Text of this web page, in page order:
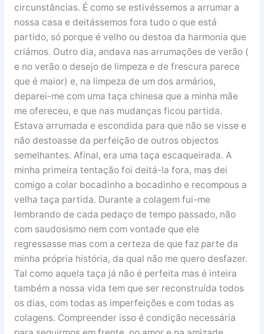
circunstâncias. É como se estivéssemos a arrumar a
nossa casa e deitássemos fora tudo o que está
partido, só porque é velho ou destoa da harmonia que
criámos. Outro dia, andava nas arrumações de verão (
e no verão o desejo de limpeza e de frescura parece
que é maior) e, na limpeza de um dos armários,
deparei-me com uma taça chinesa que a minha mãe
me ofereceu, e que nas mudanças ficou partida.
Estava arrumada e escondida para que não se visse e
não destoasse da perfeição de outros objectos
semelhantes. Afinal, era uma taça escaqueirada. A
minha primeira tentação foi deitá-la fora, mas dei
comigo a colar bocadinho a bocadinho e recompous a
velha taça partida. Durante a colagem fui-me
lembrando de cada pedaço de tempo passado, não
com saudosismo nem com vontade que ele
regressasse mas com a certeza de que faz parte da
minha própria história, da qual não me quero desfazer.
Tal como aquela taça já não é perfeita mas é inteira
também a nossa vida tem que ser reconstruída todos
os dias, com todas as imperfeições e com todas as
colagens. Compreender isso é condição necessária